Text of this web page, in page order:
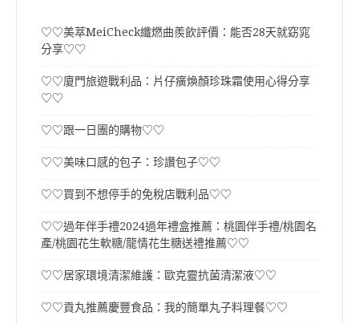
♡♡美萃MeiCheck纖燃曲羨飲評價：能否28天就窈窕
分享♡♡
♡♡廈門旅遊戰利品：片仔癀煥顏珍珠霜使用心得分享
♡♡
♡♡跟一日團的購物♡♡
♡♡美味口感的包子：珍讚包子♡♡
♡♡買到不想停手的免稅店戰利品♡♡
♡♡過年伴手禮2024過年禮盒推薦：桃園伴手禮/桃園名
產/桃園花生軟糖/龍情花生糖送禮推薦♡♡
♡♡居家環境清潔維護：歐克靈抗菌清潔液♡♡
♡♡貢丸推薦慶豐食品：我的簡單丸子料理餐♡♡